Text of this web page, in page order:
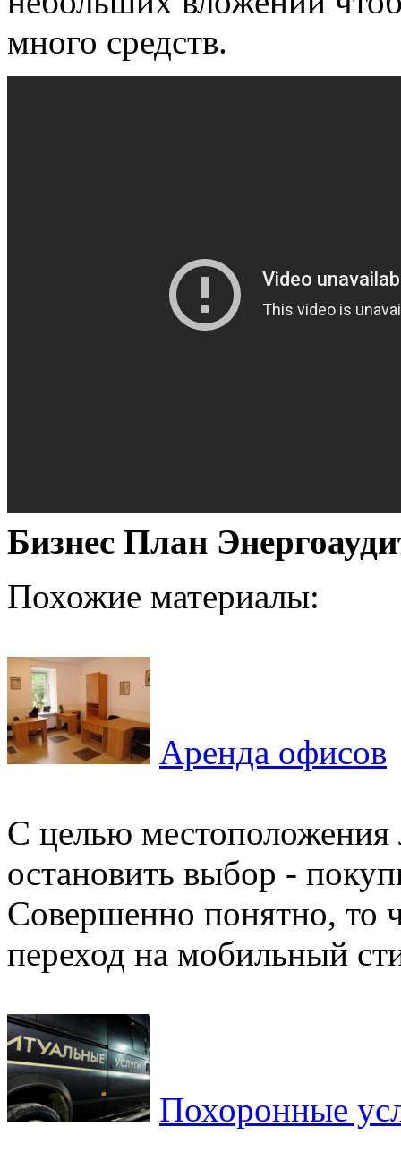
много средств.
Бизнес План
Похожие материалы:
Аренда офисов
С целью местоположения
остановить выбор -
Совершенно понятно, то
переход на мобильный
Похоронные